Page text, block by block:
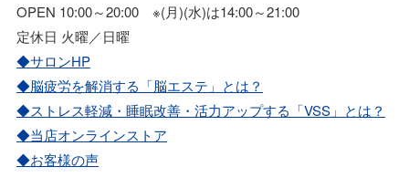
OPEN 10:00～20:00 ※(月)(水)は14:00～21:00
定休日 火曜／日曜
◆サロンHP
◆脳疲労を解消する「脳エステ」とは？
◆ストレス軽減・睡眠改善・活力アップする「VSS」とは？
◆当店オンラインストア
◆お客様の声